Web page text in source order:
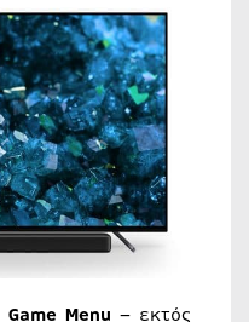
Game Menu – εκτός